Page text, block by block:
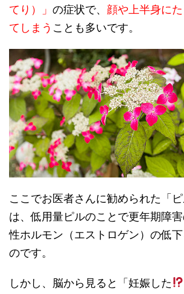
てり）」 の症状で、 顔や上半身に
てしまう ことも多いです。
ここでお医者さんに勧められた「
は、低用量ピルのことで更年期障
性ホルモン（エストロゲン）の低
のです。
しかし、脳から見ると「妊娠した